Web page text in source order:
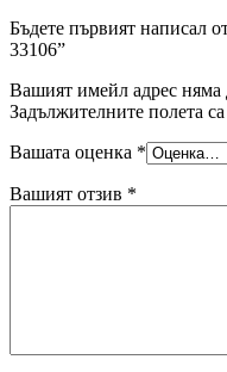
Бъдете първият
33106”
Вашият имейл адрес няма
Задължителните полета
Вашата оценка *
Вашият отзив *